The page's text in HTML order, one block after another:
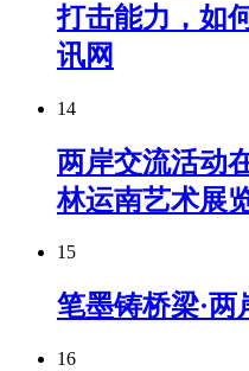
打击能力，如
讯网
14
两岸交流活动
林运南艺术展
15
笔墨铸桥梁·两
16